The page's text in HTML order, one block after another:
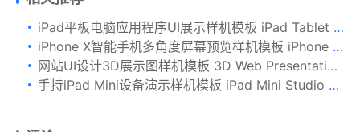
iPad平板电脑应用程序UI展示样机模板 iPad Tablet UI App Mockups with Vivid Backgrounds
iPhone X智能手机多角度屏幕预览样机模板 iPhone X Mockup
网站UI设计3D展示图样机模板 3D Web Presentation Mockup (V1)
手持iPad Mini设备演示样机模板 iPad Mini Studio Mockups